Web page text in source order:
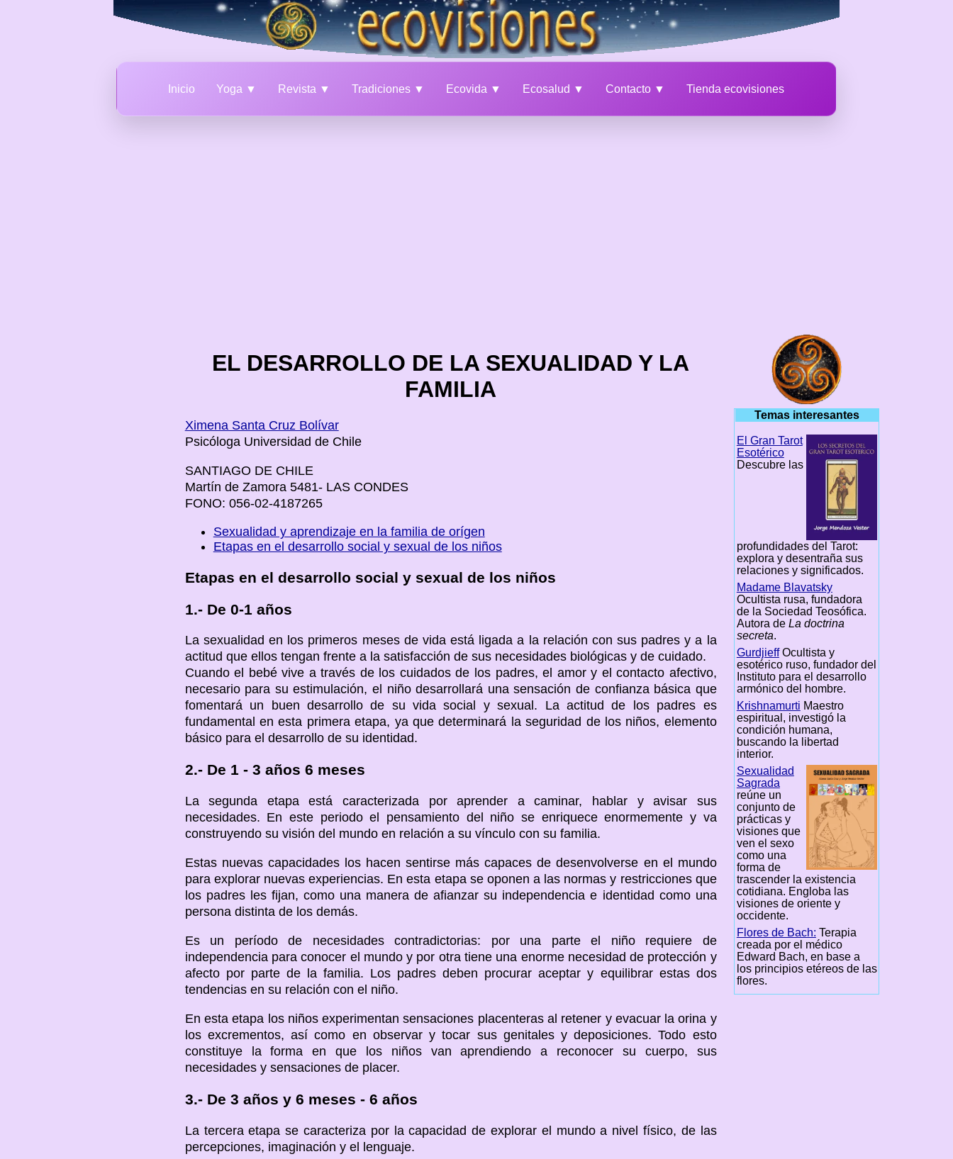
Inicio Yoga ▼ Revista ▼ Tradiciones ▼ Ecovida ▼ Ecosalud ▼ Contacto ▼ Tienda ecovisiones
EL DESARROLLO DE LA SEXUALIDAD Y LA
FAMILIA
Ximena Santa Cruz Bolívar
Psicóloga Universidad de Chile
SANTIAGO DE CHILE
Martín de Zamora 5481- LAS CONDES
FONO: 056-02-4187265
Sexualidad y aprendizaje en la familia de orígen
Etapas en el desarrollo social y sexual de los niños
Etapas en el desarrollo social y sexual de los niños
1.- De 0-1 años
La sexualidad en los primeros meses de vida está ligada a la relación con sus padres y a la
actitud que ellos tengan frente a la satisfacción de sus necesidades biológicas y de cuidado.
Cuando el bebé vive a través de los cuidados de los padres, el amor y el contacto afectivo,
necesario para su estimulación, el niño desarrollará una sensación de confianza básica que
fomentará un buen desarrollo de su vida social y sexual. La actitud de los padres es
fundamental en esta primera etapa, ya que determinará la seguridad de los niños, elemento
básico para el desarrollo de su identidad.
2.- De 1 - 3 años 6 meses
La segunda etapa está caracterizada por aprender a caminar, hablar y avisar sus
necesidades. En este periodo el pensamiento del niño se enriquece enormemente y va
construyendo su visión del mundo en relación a su vínculo con su familia.
Estas nuevas capacidades los hacen sentirse más capaces de desenvolverse en el mundo
para explorar nuevas experiencias. En esta etapa se oponen a las normas y restricciones que
los padres les fijan, como una manera de afianzar su independencia e identidad como una
persona distinta de los demás.
Es un período de necesidades contradictorias: por una parte el niño requiere de
independencia para conocer el mundo y por otra tiene una enorme necesidad de protección y
afecto por parte de la familia. Los padres deben procurar aceptar y equilibrar estas dos
tendencias en su relación con el niño.
En esta etapa los niños experimentan sensaciones placenteras al retener y evacuar la orina y
los excrementos, así como en observar y tocar sus genitales y deposiciones. Todo esto
constituye la forma en que los niños van aprendiendo a reconocer su cuerpo, sus
necesidades y sensaciones de placer.
3.- De 3 años y 6 meses - 6 años
La tercera etapa se caracteriza por la capacidad de explorar el mundo a nivel físico, de las
percepciones, imaginación y el lenguaje.
Temas interesantes
El Gran Tarot
Esotérico
Descubre las
profundidades del Tarot:
explora y desentraña sus
relaciones y significados.
Madame Blavatsky
Ocultista rusa, fundadora
de la Sociedad Teosófica.
Autora de La doctrina
secreta.
GurdjieffOcultista y
esotérico ruso, fundador del
Instituto para el desarrollo
armónico del hombre.
Krishnamurti Maestro
espiritual, investigó la
condición humana,
buscando la libertad
interior.
Sexualidad
Sagrada
reúne un
conjunto de
prácticas y
visiones que
ven el sexo
como una
forma de
trascender la existencia
cotidiana. Engloba las
visiones de oriente y
occidente.
Flores de Bach: Terapia
creada por el médico
Edward Bach, en base a
los principios etéreos de las
flores.